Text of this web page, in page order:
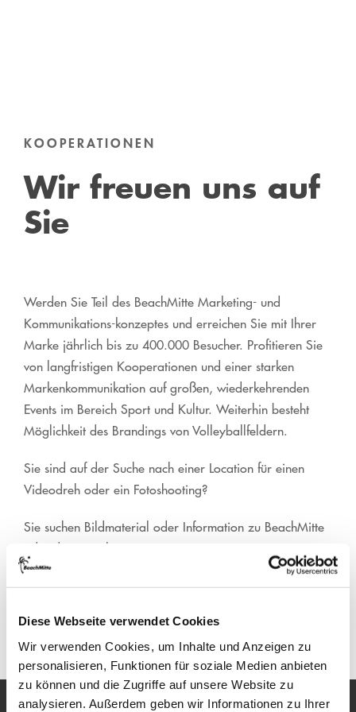
Diese Webseite verwendet Cookies
Wir verwenden Cookies, um Inhalte und Anzeigen zu
personalisieren, Funktionen für soziale Medien anbieten
zu können und die Zugriffe auf unsere Website zu
analysieren. Außerdem geben wir Informationen zu Ihrer
KOOPERATIONEN
Wir freuen uns auf
Sie
Werden Sie Teil des BeachMitte Marketing- und
Kommunikations-konzeptes und erreichen Sie mit Ihrer
Marke jährlich bis zu 400.000 Besucher. Profitieren Sie
von langfristigen Kooperationen und einer starken
Markenkommunikation auf großen, wiederkehrenden
Events im Bereich Sport und Kultur. Weiterhin besteht
Möglichkeit des Brandings von Volleyballfeldern.
Sie sind auf der Suche nach einer Location für einen
Videodreh oder ein Fotoshooting?
Sie suchen Bildmaterial oder Information zu BeachMitte
oder den einzelnen Locations?
Wir freuen uns auf Ihre Anfrage.
JETZT ANFRAGEN